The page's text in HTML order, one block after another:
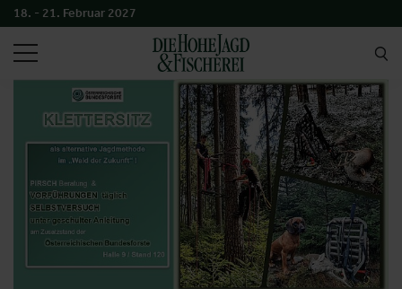
18. - 21. Februar 2027
SUCHEN